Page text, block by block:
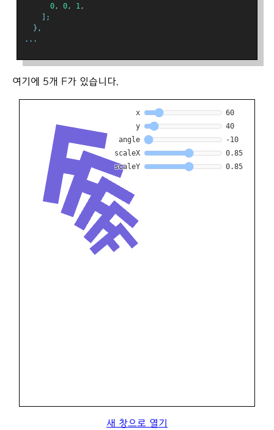
0, 0, 1,
];
},
...
여기에 5개 F가 있습니다.
새 창으로 열기